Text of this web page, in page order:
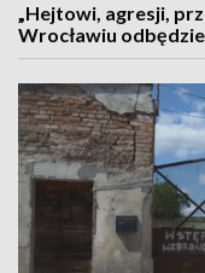
„Hejtowi, agresji,
Wrocławiu